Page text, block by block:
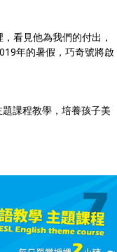
看見他為我們的付出，
年的暑假，巧奇號將啟
課程教學，培養孩子美